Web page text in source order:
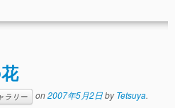
ラリー on2007年5月2日byTetsuya.